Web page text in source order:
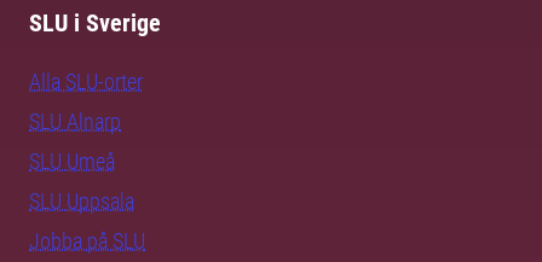
SLU i Sverige
Alla SLU-orter
SLU Alnarp
SLU Umeå
SLU Uppsala
Jobba på SLU